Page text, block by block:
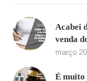
Acabei
venda
março
É